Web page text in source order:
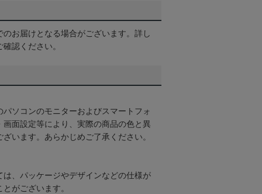
お届けとなる場合がございます。詳し
確認ください。
ソコンのモニターおよびスマートフォ
画面設定等により、実際の商品の色と異
います。あらかじめご了承ください。
は、パッケージやデザインなどの仕様が
がございます。